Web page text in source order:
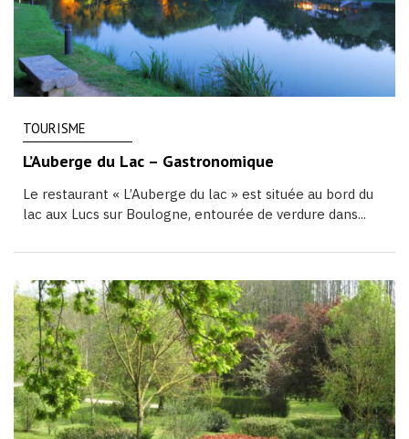
TOURISME
L’Auberge du Lac – Gastronomique
Le restaurant « L’Auberge du lac » est située au bord du
lac aux Lucs sur Boulogne, entourée de verdure dans...